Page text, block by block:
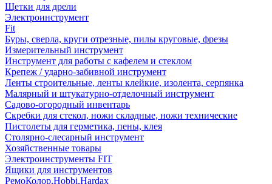
Щетки для дрели
Электроинструмент
Fit
Буры, сверла, круги отрезные, пилы круговые, фрезы
Измерительный инструмент
Инструмент для работы с кафелем и стеклом
Крепеж / ударно-забивной инструмент
Ленты строительные, ленты клейкие, изолента, серпянка
Малярный и штукатурно-отделочный инструмент
Садово-огородный инвентарь
Скребки для стекол, ножи складные, ножи технические
Пистолеты для герметика, пены, клея
Столярно-слесарный инструмент
Хозяйственные товары
Электроинструменты FIT
Ящики для инструментов
РемоКолор,Hobbi,Hardax